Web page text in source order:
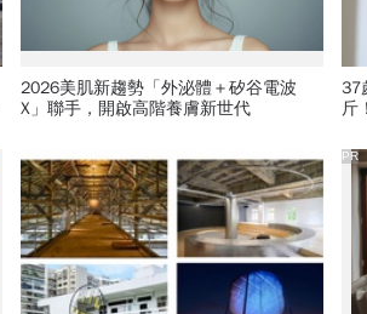
2026美肌新趨勢「外泌體＋矽谷電波
X」聯手，開啟高階養膚新世代
37
斤
PR